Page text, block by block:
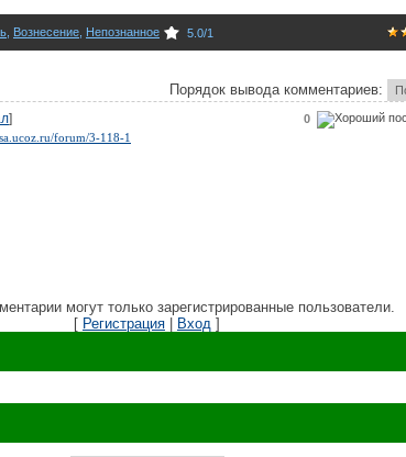
Вознесение Непознанное 5.0/1
Порядок вывода комментариев:
0
]
forum/3-118-1
могут только зарегистрированные пользователи.
[ Регистрация | Вход ]